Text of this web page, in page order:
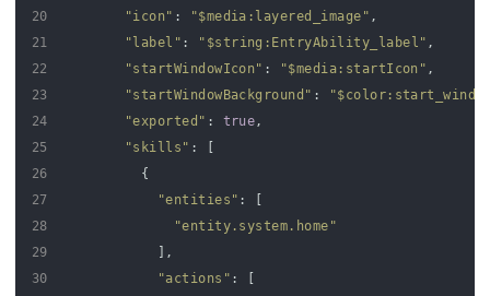
20
21
22
23
24
25
26
27
28
29
30
"icon" : "$media:layered_image" ,
"label" : "$string:EntryAbility_label" ,
"startWindowIcon" : "$media:startIcon" ,
"startWindowBackground" :
"exported" : true,
"skills" :
{
"entities" :
"entity.system.home"
,
"actions" :